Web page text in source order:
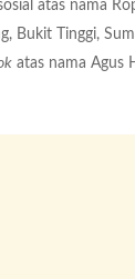
atas nama
Bukit Tinggi,
atas nama Agus